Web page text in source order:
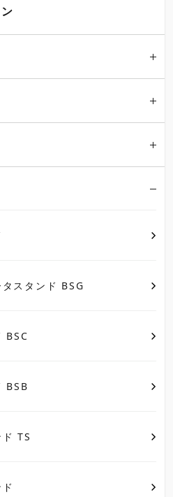
スタンド BSG
BSC
BSB
TS